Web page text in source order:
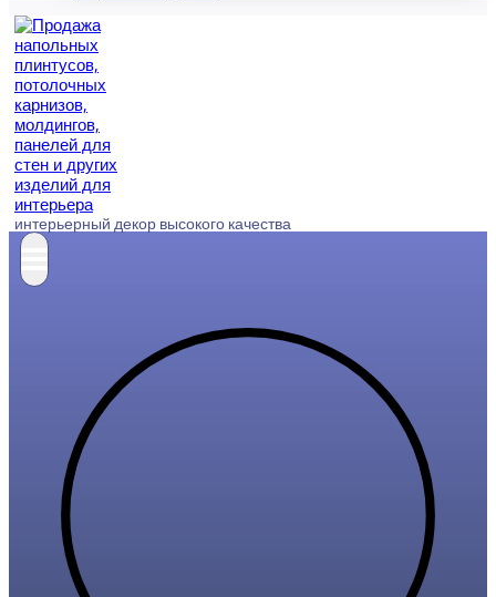
интерьерный декор высокого качества